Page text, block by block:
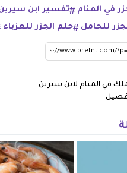
في المنام تفسير ابن
للحامل حلم الجزر للعزباء
في المنام لابن سيرين